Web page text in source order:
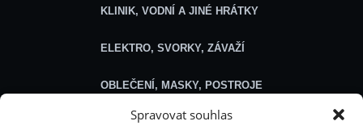
Spravovat souhlas
KLINIK, VODNÍ A JINÉ HRÁTKY
ELEKTRO, SVORKY, ZÁVAŽÍ
OBLEČENÍ, MASKY, POSTROJE
SEXSHOP